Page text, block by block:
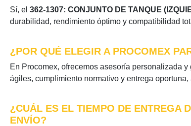
Sí, el 362-1307: CONJUNTO DE TANQUE
durabilidad, rendimiento óptimo y compatibilidad
¿POR QUÉ ELEGIR A PROCOMEX
En Procomex, ofrecemos asesoría personalizada
ágiles, cumplimiento normativo y entrega
¿CUÁL ES EL TIEMPO DE ENTREGA
ENVÍO?